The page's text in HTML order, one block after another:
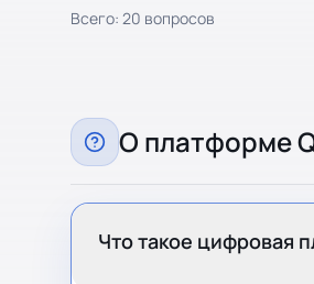
Всего: 20 вопросов
О платформе
Что такое цифровая